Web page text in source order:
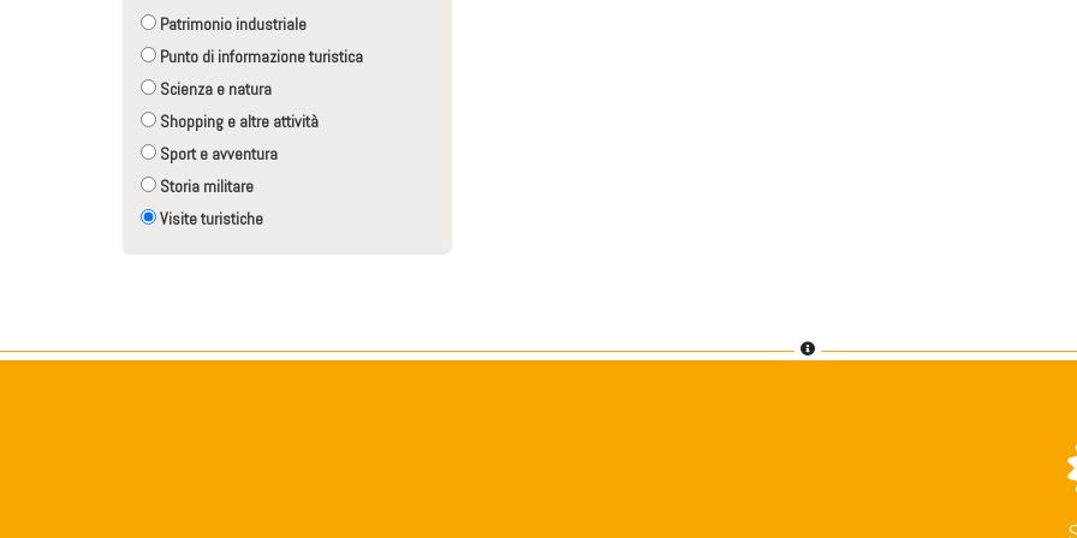
Patrimonio industriale
Punto di informazione turistica
Scienza e natura
Shopping e altre attività
Sport e avventura
Storia militare
Visite turistiche